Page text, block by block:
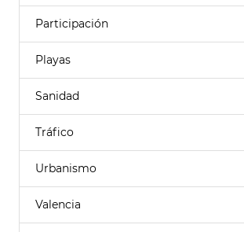
Participación
Playas
Sanidad
Tráfico
Urbanismo
Valencia